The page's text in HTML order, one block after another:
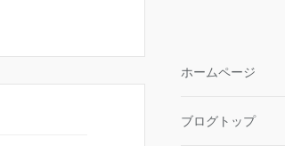
ホームページ
ブログトップ